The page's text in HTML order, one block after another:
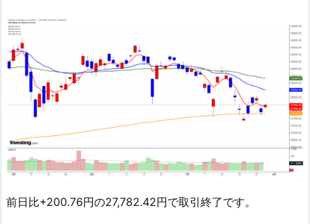
前日比+200.76円の27,782.42円で取引終了です。